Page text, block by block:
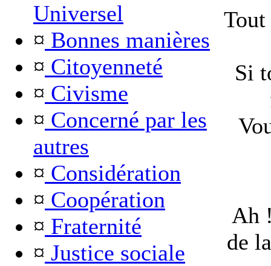
Universel
¤ Bonnes manières
¤ Citoyenneté
¤ Civisme
¤ Concerné par les
autres
¤ Considération
¤ Coopération
¤ Fraternité
¤ Justice sociale
Si
Ah
de